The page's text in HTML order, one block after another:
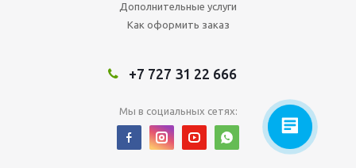
Дополнительные услуги
Как оформить заказ
+7 727 31 22 666
Мы в социальных сетях: